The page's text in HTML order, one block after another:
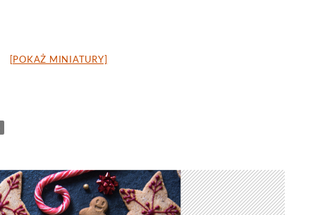
[POKAŻ MINIATURY]